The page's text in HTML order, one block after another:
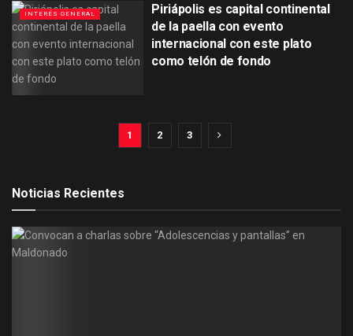
INTERÉS GENERAL
Piriápolis es capital continental
de la paella con evento
internacional con este plato
como telón de fondo
1 2 3
Noticias Recientes